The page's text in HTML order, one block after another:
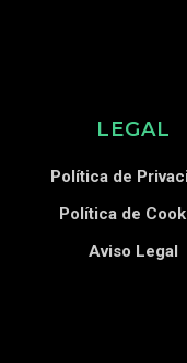
LEGAL
Política de
Política de
Aviso Legal